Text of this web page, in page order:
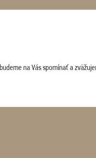
na Vás spomínať a